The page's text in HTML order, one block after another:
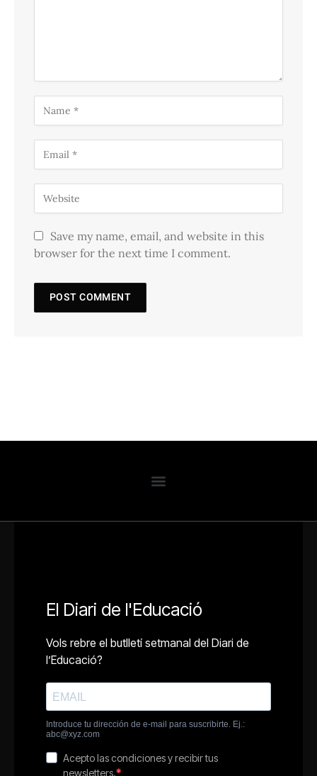
Save my name, email, and website in this
browser for the next time I comment.